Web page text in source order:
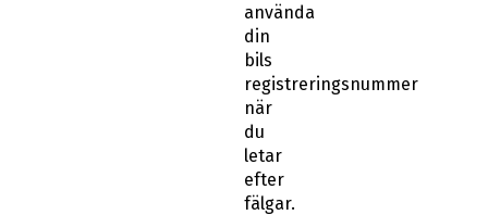
använda
din
bils
registreringsnummer
när
du
letar
efter
fälgar.